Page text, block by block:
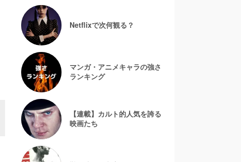
Netflixで次何観る？
マンガ・アニメキャラの強さ
ランキング
【連載】カルト的人気を誇る
映画たち